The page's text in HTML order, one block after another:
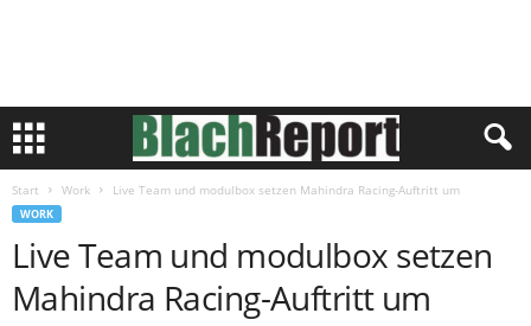
Start Work Live Team und modulbox setzen Mahindra Racing-Auftritt um
WORK
Live Team und modulbox setzen
Mahindra Racing-Auftritt um